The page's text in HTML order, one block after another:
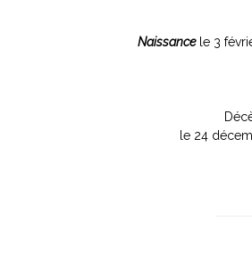
Naissancele 3
le 24